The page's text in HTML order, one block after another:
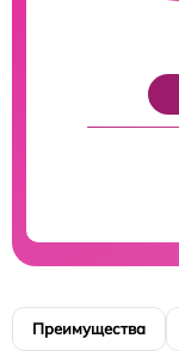
Преимущества